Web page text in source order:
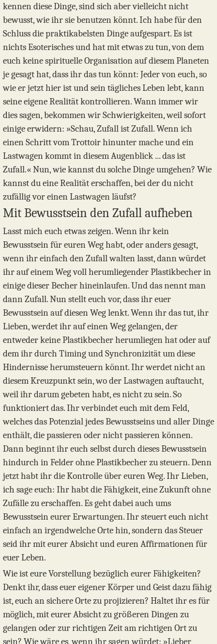
kennen diese Dinge, sind sich aber vielleicht nicht
bewusst, wie ihr sie benutzen könnt. Ich habe für den
Schluss die praktikabelsten Dinge aufgespart. Es ist
nichts Esoterisches und hat mit etwas zu tun, von dem
euch keine spirituelle Organisation auf diesem Planeten
je gesagt hat, dass ihr das tun könnt: Jeder von euch, so
wie er jetzt hier ist und sein tägliches Leben lebt, kann
seine eigene Realität kontrollieren. Wann immer wir
dies sagen, bekommen wir Schwierigkeiten, weil sofort
einige erwidern: »Schau, Zufall ist Zufall. Wenn ich
einen Schritt vom Trottoir hinunter mache und ein
Lastwagen kommt in diesem Augenblick ... das ist
Zufall.« Nun, wie kannst du solche Dinge umgehen? Wie
kannst du eine Realität erschaffen, bei der du nicht
zufällig vor einen Lastwagen läufst?
Mit Bewusstsein den Zufall aufheben
Lasst mich euch etwas zeigen. Wenn ihr kein
Bewusstsein für euren Weg habt, oder anders gesagt,
wenn ihr einfach den Zufall walten lasst, dann würdet
ihr auf einem Weg voll herumliegender Plastikbecher in
einige dieser Becher hineinlaufen. Und das nennt man
dann Zufall. Nun stellt euch vor, dass ihr euer
Bewusstsein auf diesen Weg lenkt. Wenn ihr das tut, ihr
Lieben, werdet ihr auf einen Weg gelangen, der
entweder keine Plastikbecher herumliegen hat oder auf
dem ihr durch Timing und Synchronizität um diese
Hindernisse herumsteuern könnt. Ihr werdet nicht an
diesem Kreuzpunkt sein, wo der Lastwagen auftaucht,
weil ihr darum gebeten habt, es nicht zu sein. So
funktioniert das. Ihr verbindet euch mit dem Feld,
welches das Potenzial jedes Bewusstseins und aller Dinge
enthält, die passieren oder nicht passieren können.
Dann beginnt ihr euch selbst durch dieses Bewusstsein
hindurch in Felder ohne Plastikbecher zu steuern. Denn
jetzt habt ihr die Kontrolle über euren Weg. Ihr Lieben,
ich sage euch: Ihr habt die Fähigkeit, eine Zukunft ohne
Zufälle zu erschaffen. Es geht dabei auch ums
Bewusstsein eurer Erwartungen. Ihr steuert euch nicht
einfach an irgendwelche Orte hin, sondern das Steuer
seid ihr mit eurer Absicht und euren Affirmationen für
euer Leben.
Wie ist eure Vorstellung bezüglich eurer Fähigkeiten?
Denkt ihr, dass euer eigener Körper und Geist dazu fähig
ist, euch an sichere Orte zu projizieren? Haltet ihr es für
möglich, mit eurer Absicht zu größeren Dingen zu
gelangen oder zur richtigen Zeit am richtigen Ort zu
sein? Wie wäre es, wenn ihr sagen würdet: »Lieber